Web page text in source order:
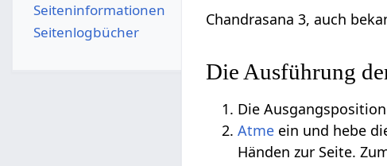
Chandrasana 3, auch
Die Ausführung
Die
Atme ein und hebe
Händen zur Seite.
Seiten­­informationen
Seitenlogbücher